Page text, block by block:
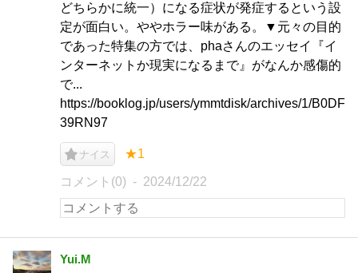
どちらかに統一）になる症状が発症するという設
定が面白い。ややホラー味がある。▼元々の目的
であった特集の方では、phaさんのエッセイ『イ
ンターネットか現実になるまで』がなんか感傷的
で...
https://booklog.jp/users/ymmtdisk/archives/1/B0DF
39RN97
ナイス ★1
コメント(0) 2024/12/22
Yui.M